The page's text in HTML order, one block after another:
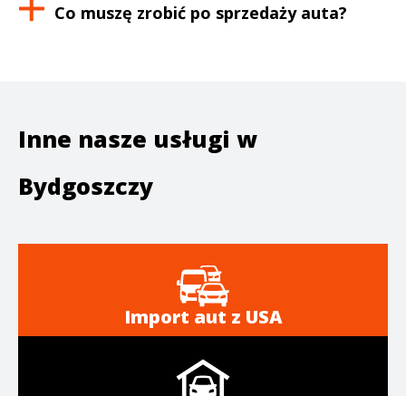
Co muszę zrobić po sprzedaży auta?
Inne nasze usługi w
Bydgoszczy
Import aut z USA